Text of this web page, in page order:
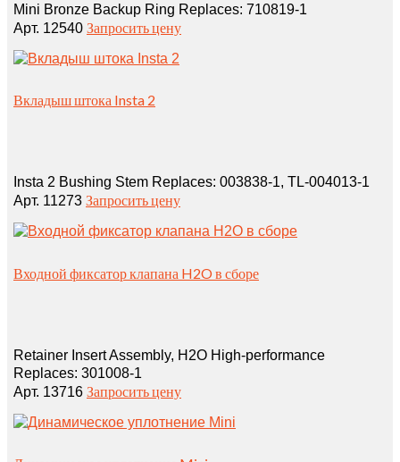
Mini Bronze Backup Ring Replaces: 710819‑1
Арт. 12540 Запросить цену
Вкладыш штока Insta 2
Insta 2 Bushing Stem Replaces: 003838‑1, TL‑004013‑1
Арт. 11273 Запросить цену
Входной фиксатор клапана H2O в сборе
Retainer Insert Assembly, H2O High-performance
Replaces: 301008-1
Арт. 13716 Запросить цену